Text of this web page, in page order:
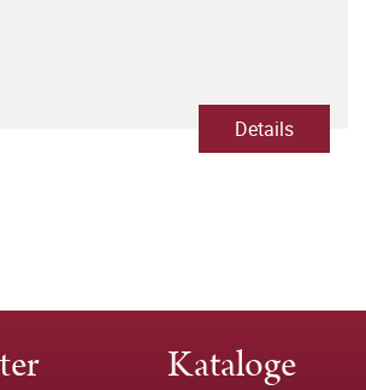
Details
Kataloge